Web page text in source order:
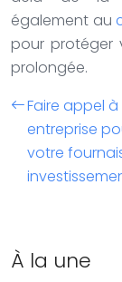
également au
pour protéger
prolongée.
Faire appel à
entreprise
votre
À la une